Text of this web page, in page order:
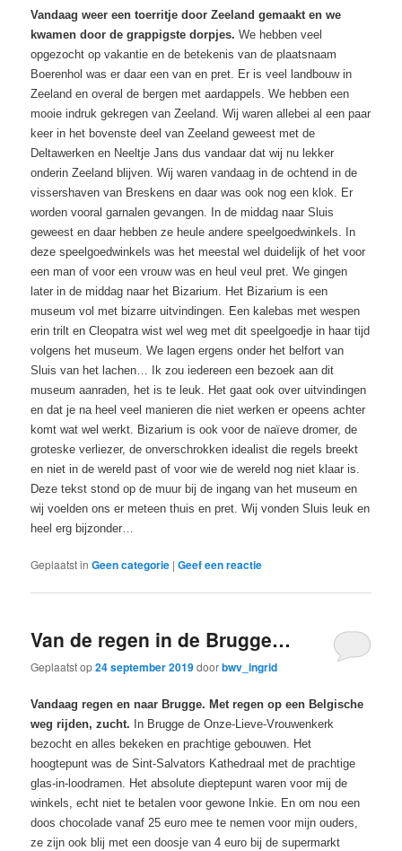
Vandaag weer een toerritje door Zeeland gemaakt en we
kwamen door de grappigste dorpjes. We hebben veel
opgezocht op vakantie en de betekenis van de plaatsnaam
Boerenhol was er daar een van en pret. Er is veel landbouw in
Zeeland en overal de bergen met aardappels. We hebben een
mooie indruk gekregen van Zeeland. Wij waren allebei al een paar
keer in het bovenste deel van Zeeland geweest met de
Deltawerken en Neeltje Jans dus vandaar dat wij nu lekker
onderin Zeeland blijven. Wij waren vandaag in de ochtend in de
vissershaven van Breskens en daar was ook nog een klok. Er
worden vooral garnalen gevangen. In de middag naar Sluis
geweest en daar hebben ze heule andere speelgoedwinkels. In
deze speelgoedwinkels was het meestal wel duidelijk of het voor
een man of voor een vrouw was en heul veul pret. We gingen
later in de middag naar het Bizarium. Het Bizarium is een
museum vol met bizarre uitvindingen. Een kalebas met wespen
erin trilt en Cleopatra wist wel weg met dit speelgoedje in haar tijd
volgens het museum. We lagen ergens onder het belfort van
Sluis van het lachen… Ik zou iedereen een bezoek aan dit
museum aanraden, het is te leuk. Het gaat ook over uitvindingen
en dat je na heel veel manieren die niet werken er opeens achter
komt wat wel werkt. Bizarium is ook voor de naïeve dromer, de
groteske verliezer, de onverschrokken idealist die regels breekt
en niet in de wereld past of voor wie de wereld nog niet klaar is.
Deze tekst stond op de muur bij de ingang van het museum en
wij voelden ons er meteen thuis en pret. Wij vonden Sluis leuk en
heel erg bijzonder…
Geplaatst in Geen categorie |Geef een reactie
Van de regen in de Brugge…
Geplaatst op24 september 2019doorbwv_ingrid
Vandaag regen en naar Brugge. Met regen op een Belgische
weg rijden, zucht. In Brugge de Onze-Lieve-Vrouwenkerk
bezocht en alles bekeken en prachtige gebouwen. Het
hoogtepunt was de Sint-Salvators Kathedraal met de prachtige
glas-in-loodramen. Het absolute dieptepunt waren voor mij de
winkels, echt niet te betalen voor gewone Inkie. En om nou een
doos chocolade vanaf 25 euro mee te nemen voor mijn ouders,
ze zijn ook blij met een doosje van 4 euro bij de supermarkt